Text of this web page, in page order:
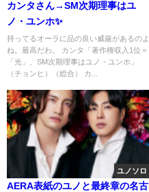
カンタさん→SM次期理事はユ
ノ・ユンホ✨
持ってるオーラに品の良い威厳があるのよ
ね。最高だわ。 カンタ「著作権収入1位＝
「光」、SM次期理事はユノ・ユンホ」
（チョンヒ）（総合） カ...
ユノソロ
AERA表紙のユノと最終章の名古